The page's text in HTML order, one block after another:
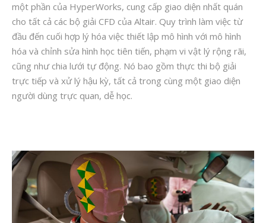
một phần của HyperWorks, cung cấp giao diện nhất quán
cho tất cả các bộ giải CFD của Altair. Quy trình làm việc từ
đầu đến cuối hợp lý hóa việc thiết lập mô hình với mô hình
hóa và chỉnh sửa hình học tiên tiến, phạm vi vật lý rộng rãi,
cũng như chia lưới tự động. Nó bao gồm thực thi bộ giải
trực tiếp và xử lý hậu kỳ, tất cả trong cùng một giao diện
người dùng trực quan, dễ học.